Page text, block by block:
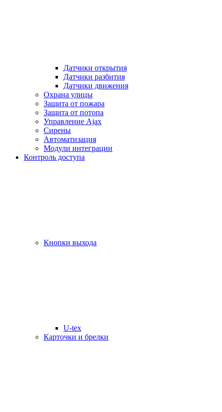
Датчики открытия
Датчики разбития
Датчики движения
Охрана улицы
Защита от пожара
Защита от потопа
Управление Ajax
Сирены
Автоматизация
Модули интеграции
Контроль доступа
Кнопки выхода
U-tex
Карточки и брелки